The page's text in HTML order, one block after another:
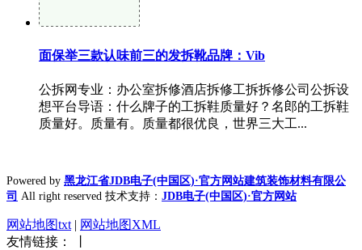
面保举三款认味前三的发拆靴品牌：Vib
公拆网专业：办公室拆修酒店拆修工拆拆修公司公拆设
想平台导语：什么牌子的工拆鞋质量好？名郎的工拆鞋
质量好。质量有。质量都很优良，世界三大工...
Powered by 黑龙江省JDB电子(中国区)·官方网站建筑装饰材料有限公
司 All right reserved 技术支持： JDB电子(中国区)·官方网站
网站地图txt | 网站地图XML
友情链接： 丨